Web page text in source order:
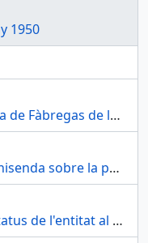
1950
de la placa del seu marit
del Teatre Bartrina
al Banco Central